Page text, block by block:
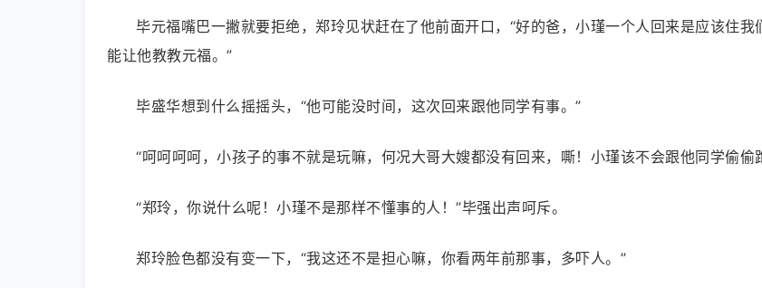
毕元福嘴巴一撇就要拒绝，郑玲见状赶在了他前面开口，“好的爸，小瑾一个人回来是应该住
能让他教教元福。”
毕盛华想到什么摇摇头，“他可能没时间，这次回来跟他同学有事。”
“呵呵呵呵，小孩子的事不就是玩嘛，何况大哥大嫂都没有回来，嘶！小瑾该不会跟他同学偷偷
“郑玲，你说什么呢！小瑾不是那样不懂事的人！”毕强出声呵斥。
郑玲脸色都没有变一下，“我这还不是担心嘛，你看两年前那事，多吓人。”